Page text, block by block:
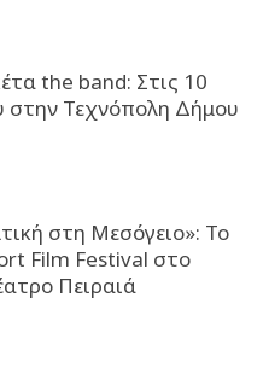
the band: Στις 10
στην Τεχνόπολη Δήμου
στη Μεσόγειο»: Το
Film Festival στο
Πειραιά